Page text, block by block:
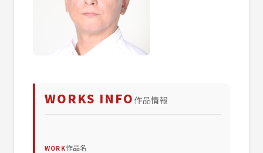
WORKS INFO 作品情報
WORK作品名